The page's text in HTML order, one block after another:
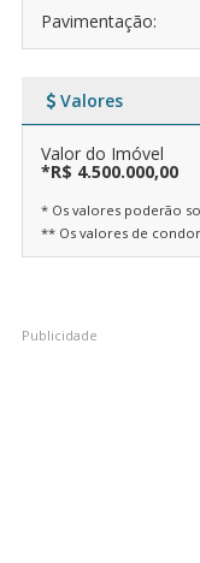
Pavimentação:
Valores
Valor do Imóvel
*R$ 4.500.000,00
* Os valores poderão
** Os valores de